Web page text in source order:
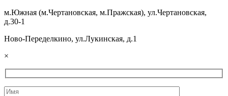
м.Южная (м.Чертановская, м.Пражская), ул.Чертановская,
д.30-1
Ново-Переделкино, ул.Лукинская, д.1
×